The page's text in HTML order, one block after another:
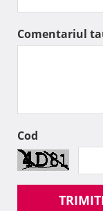
Comentariul
Cod